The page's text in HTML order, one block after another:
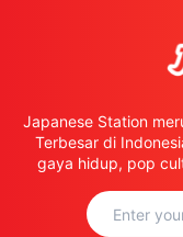
Japanese Station
Terbesar di
gaya hidup, pop